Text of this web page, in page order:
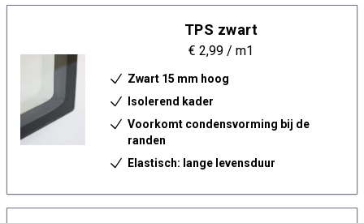
TPS zwart
€ 2,99 / m1
Zwart 15 mm hoog
Isolerend kader
Voorkomt condensvorming bij de
randen
Elastisch: lange levensduur